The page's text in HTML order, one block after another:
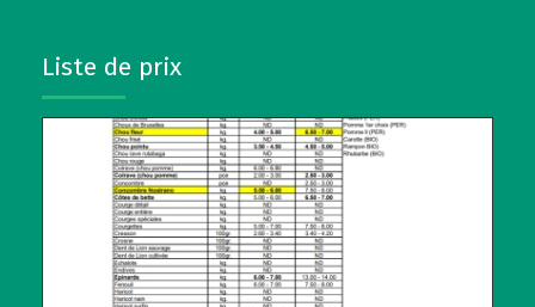
Liste de prix